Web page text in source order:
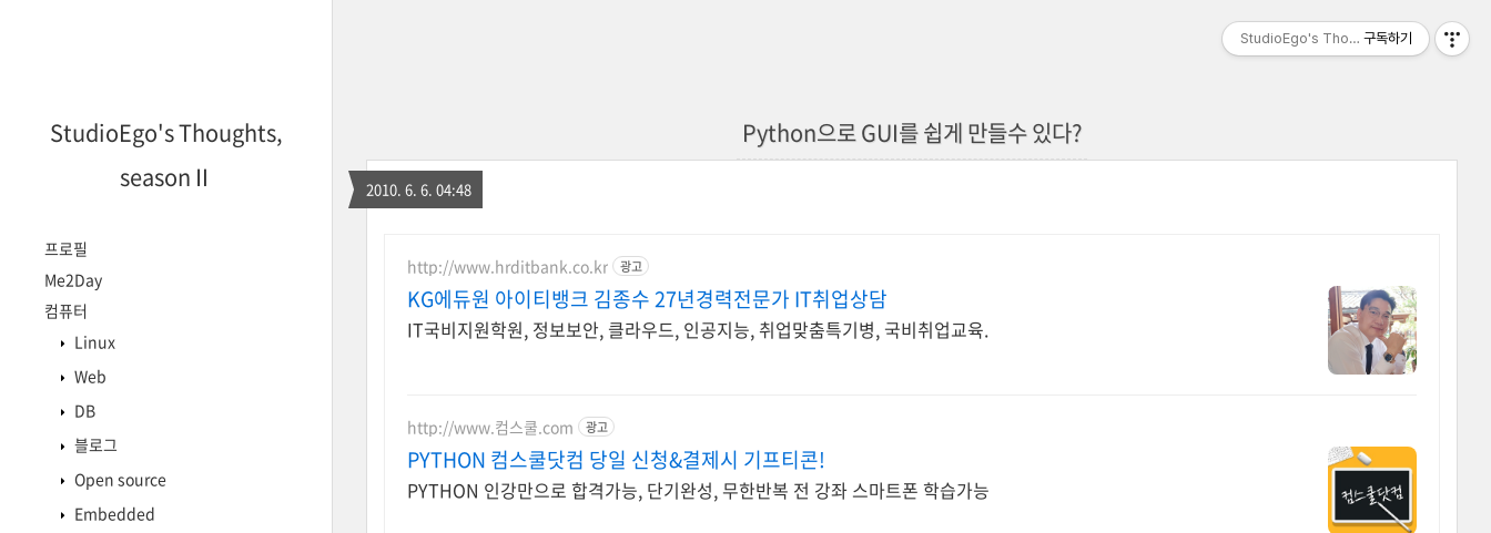
StudioEgo's Thoughts,
seasonⅡ
프로필
Me2Day
컴퓨터
Linux
Web
DB
블로그
Open source
Embedded
Python으로 GUI를 쉽게 만들수 있다?
2010. 6. 6. 04:48
http://www.hrditbank.co.kr 광고
KG에듀원 아이티뱅크 김종수 27년경력전문가 IT취업상담
IT국비지원학원, 정보보안, 클라우드, 인공지능, 취업맞춤특기병, 국비취업교육.
http://www.컴스쿨.com 광고
PYTHON 컴스쿨닷컴 당일 신청&결제시 기프티콘!
PYTHON 인강만으로 합격가능, 단기완성, 무한반복 전 강좌 스마트폰 학습가능
StudioEgo's Thoughts, seasonⅡ
구독하기